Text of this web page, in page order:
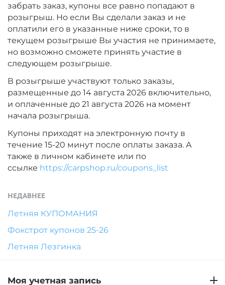
забрать заказ, купоны все равно попадают в
розыгрыш. Но если Вы сделали заказ и не
оплатили его в указанные ниже сроки, то в
текущем розыгрыше Вы участия не принимаете,
но возможно сможете принять участие в
следующем розыгрыше.
В розыгрыше участвуют только заказы,
размещенные до 14 августа 2026 включительно,
и оплаченные до 21 августа 2026 на момент
начала розыгрыша.
Купоны приходят на электронную почту в
течение 15-20 минут после оплаты заказа. А
также в личном кабинете или по
ссылке https://carpshop.ru/coupons_list
НЕДАВНЕЕ
Летняя КУПОМАНИЯ
Фокстрот купонов 25-26
Летняя Лезгинка
Моя учетная запись